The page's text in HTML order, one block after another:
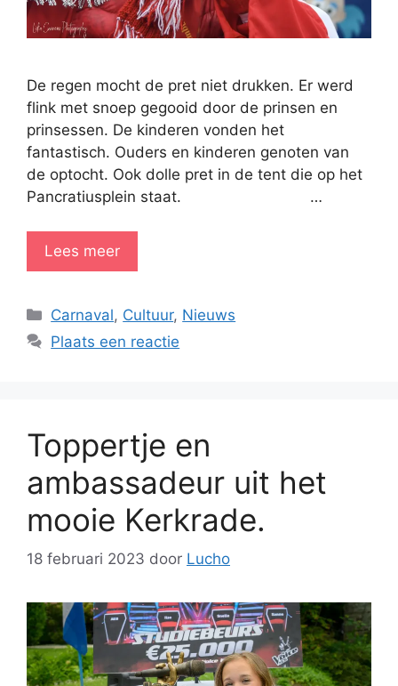
De regen mocht de pret niet drukken. Er werd
flink met snoep gegooid door de prinsen en
prinsessen. De kinderen vonden het
fantastisch. Ouders en kinderen genoten van
de optocht. Ook dolle pret in de tent die op het
Pancratiusplein staat. …
Lees meer
Categorieën
Carnaval, Cultuur, Nieuws
Plaats een reactie
Toppertje en
ambassadeur uit het
mooie Kerkrade.
18 februari 2023 door Lucho